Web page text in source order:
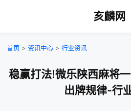
亥麟网
首页 > 资讯中心 > 行业资讯
稳赢打法!微乐陕西麻将
出牌规律-行